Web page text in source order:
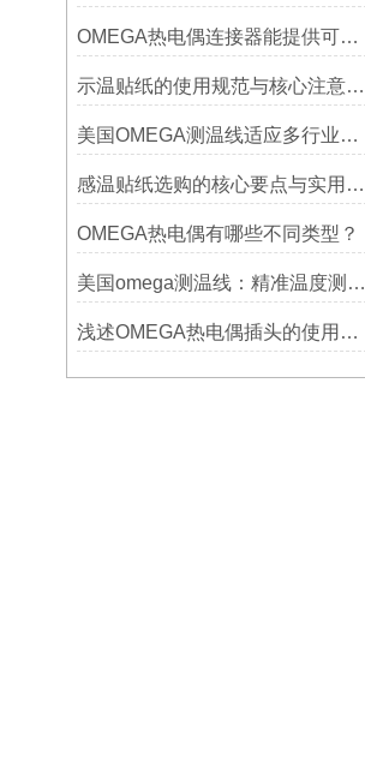
OMEGA热电偶连接器能提供可靠的信号传输
示温贴纸的使用规范与核心注意事项解读
美国OMEGA测温线适应多行业需求
感温贴纸选购的核心要点与实用建议
OMEGA热电偶有哪些不同类型？
美国omega测温线：精准温度测量的可靠选择
浅述OMEGA热电偶插头的使用意义